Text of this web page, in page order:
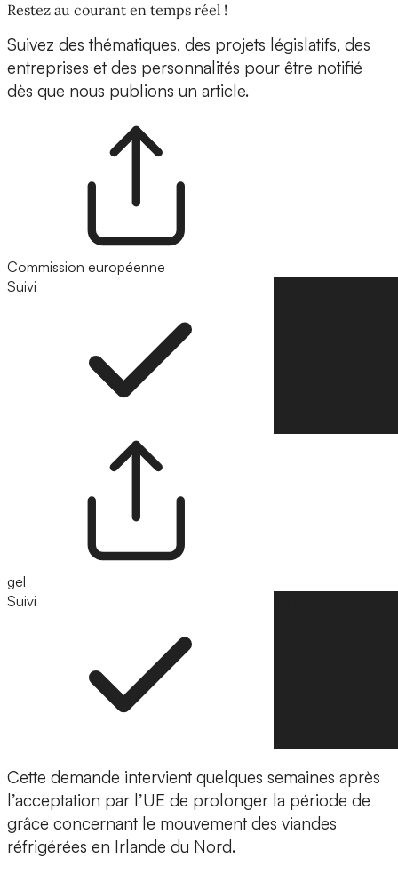
Restez au courant en temps réel !
Suivez des thématiques, des projets législatifs, des
entreprises et des personnalités pour être notifié
dès que nous publions un article.
Commission européenne
Suivi
gel
Suivi
Cette demande intervient quelques semaines après
l’acceptation par l’UE de prolonger la période de
grâce concernant le mouvement des viandes
réfrigérées en Irlande du Nord.